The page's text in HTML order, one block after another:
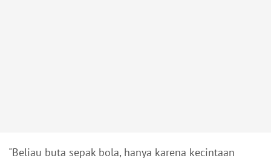
"Beliau buta sepak bola, hanya karena kecintaan